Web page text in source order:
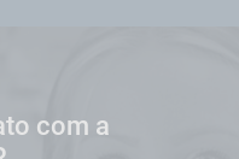
com a